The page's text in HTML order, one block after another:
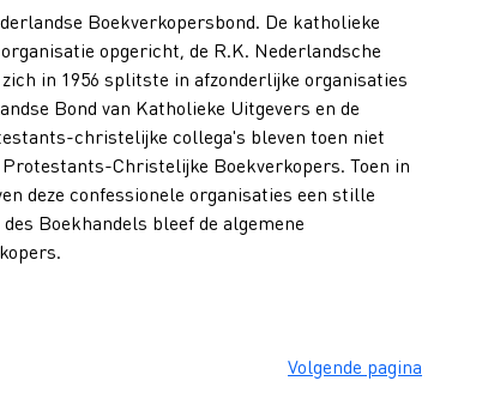
Boekverkopersbond. De katholieke
opgericht, de R.K. Nederlandsche
in 1956 splitste in afzonderlijke organisaties
Bond van Katholieke Uitgevers en de
christelijke collega's bleven toen niet
Christelijke Boekverkopers. Toen in
deze confessionele organisaties een stille
Boekhandels bleef de algemene
Volgende pagina